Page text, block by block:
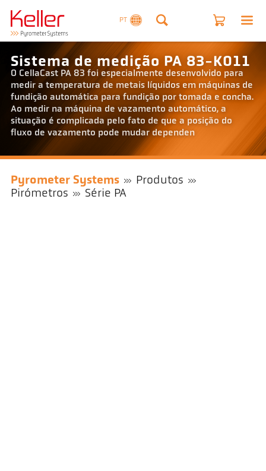
PT
Sistema de medição PA 83-K011
O CellaCast PA 83 foi especialmente desenvolvido para
medir a temperatura de metais líquidos em máquinas de
fundição automática para fundição por tomada e concha.
Ao medir na máquina de vazamento automático, a
situação é complicada pelo fato de que a posição do
fluxo de vazamento pode mudar dependen
Pyrometer Systems
Produtos
Pirómetros
Série PA